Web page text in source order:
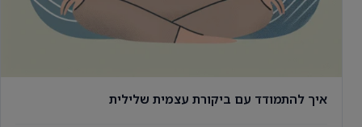
איך להתמודד עם ביקורת עצמית שלילית